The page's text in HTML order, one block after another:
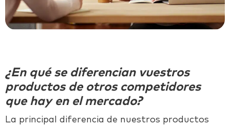
¿En qué se diferencian vuestros
productos de otros competidores
que hay en el mercado?
La principal diferencia de nuestros productos